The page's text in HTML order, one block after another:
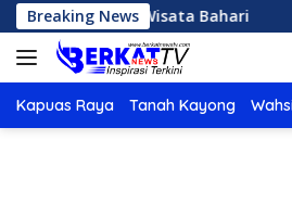
Langsung
ke
konten
Breaking News
Wisata Bahari Warga
Kapuas Raya Tanah Kayong